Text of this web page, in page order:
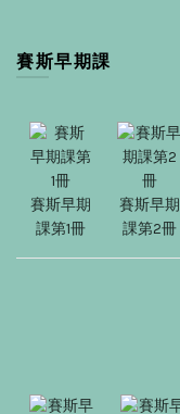
賽斯早期課
賽斯早期
課第1冊
賽斯早期
課第2冊